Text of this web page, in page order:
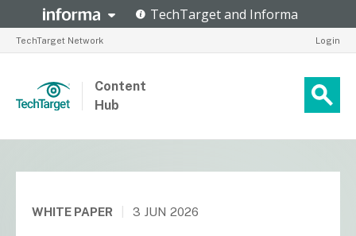
TechTarget Network Login
Content
Hub
WHITE PAPER 3 JUN 2026